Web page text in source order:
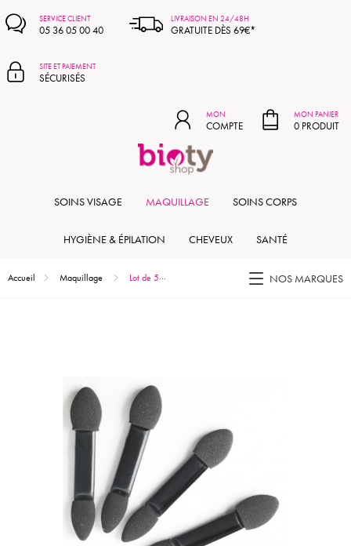
SERVICE CLIENT
05 36 05 00 40
LIVRAISON EN 24/48H
GRATUITE DÈS 69€*
SITE ET PAIEMENT
SÉCURISÉS
MON
COMPTE
MON PANIER
0 PRODUIT
SOINS VISAGE MAQUILLAGE SOINS CORPS
HYGIÈNE & ÉPILATION CHEVEUX SANTÉ
Accueil Maquillage Lot de 5 applicateurs double embout NOS MARQUES
MON PANIER